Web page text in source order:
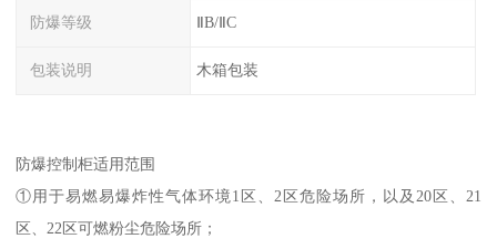
防爆等级 ⅡB/ⅡC
包装说明 木箱包装
防爆控制柜适用范围
①用于易燃易爆炸性气体环境1区、2区危险场所，以及20区、21
区、22区可燃粉尘危险场所；